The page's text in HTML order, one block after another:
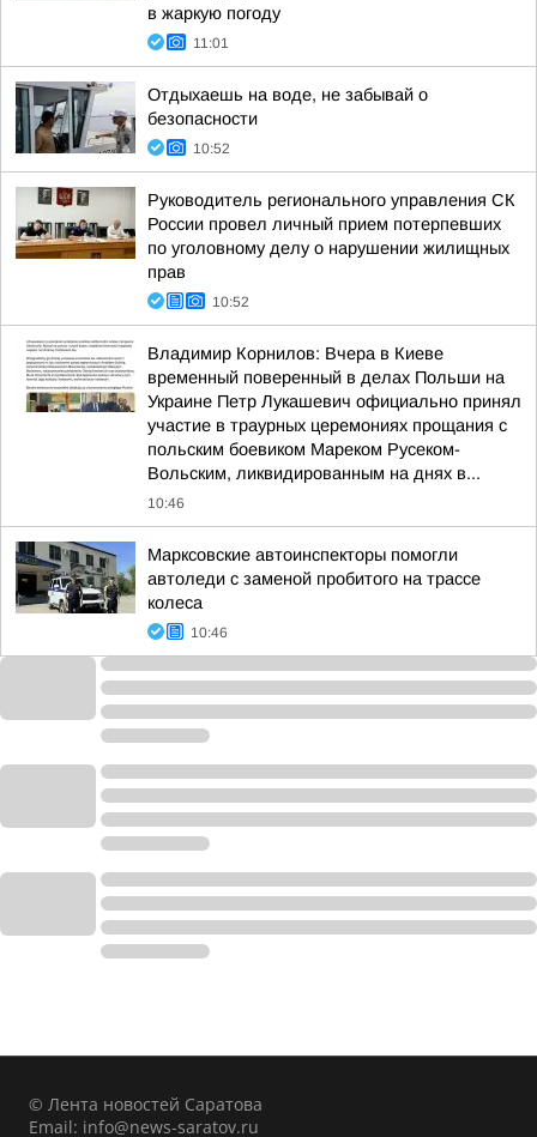
в жаркую погоду
11:01
Отдыхаешь на воде, не забывай о
безопасности
10:52
Руководитель регионального управления СК
России провел личный прием потерпевших
по уголовному делу о нарушении жилищных
прав
10:52
Владимир Корнилов: Вчера в Киеве
временный поверенный в делах Польши на
Украине Петр Лукашевич официально принял
участие в траурных церемониях прощания с
польским боевиком Мареком Русеком-
Вольским, ликвидированным на днях в...
10:46
Марксовские автоинспекторы помогли
автоледи с заменой пробитого на трассе
колеса
10:46
© Лента новостей Саратова
Email: info@news-saratov.ru